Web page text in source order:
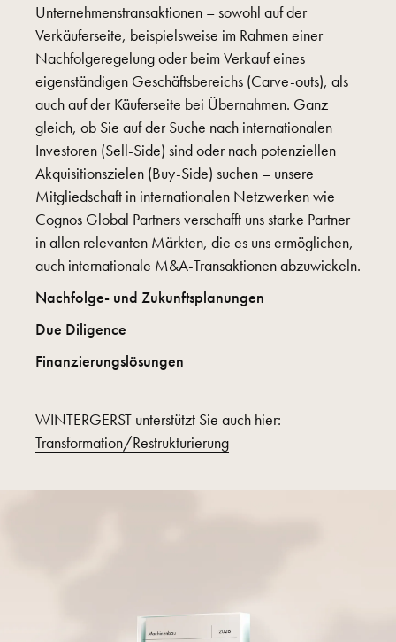
Unternehmenstransaktionen – sowohl auf der
Verkäuferseite, beispielsweise im Rahmen einer
Nachfolgeregelung oder beim Verkauf eines
eigenständigen Geschäftsbereichs (Carve-outs), als
auch auf der Käuferseite bei Übernahmen. Ganz
gleich, ob Sie auf der Suche nach internationalen
Investoren (Sell-Side) sind oder nach potenziellen
Akquisitionszielen (Buy-Side) suchen – unsere
Mitgliedschaft in internationalen Netzwerken wie
Cognos Global Partners verschafft uns starke Partner
in allen relevanten Märkten, die es uns ermöglichen,
auch internationale M&A-Transaktionen abzuwickeln.
Nachfolge- und Zukunftsplanungen
Due Diligence
Finanzierungslösungen
WINTERGERST unterstützt Sie auch hier:
Transformation/Restrukturierung